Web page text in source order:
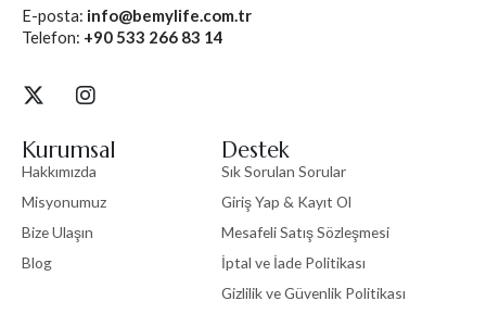
E-posta: info@bemylife.com.tr
Telefon: +90 533 266 83 14
Kurumsal
Hakkımızda
Misyonumuz
Bize Ulaşın
Blog
Destek
Sık Sorulan Sorular
Giriş Yap & Kayıt Ol
Mesafeli Satış Sözleşmesi
İptal ve İade Politikası
Gizlilik ve Güvenlik Politikası